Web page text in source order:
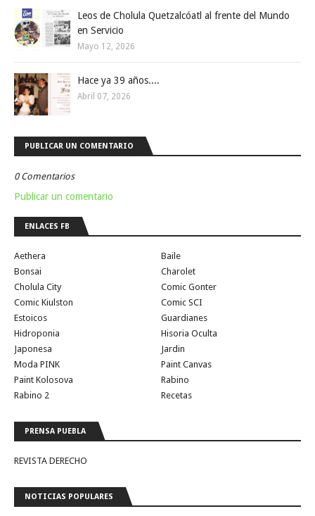
Leos de Cholula Quetzalcóatl al frente del Mundo
en Servicio
Mayo 12, 2026
Hace ya 39 años....
Abril 07, 2026
PUBLICAR UN COMENTARIO
0 Comentarios
Publicar un comentario
ENLACES FB
Aethera
Baile
Bonsai
Charolet
Cholula City
Comic Gonter
Comic Kiulston
Comic SCI
Estoicos
Guardianes
Hidroponia
Hisoria Oculta
Japonesa
Jardin
Moda PINK
Paint Canvas
Paint Kolosova
Rabino
Rabino 2
Recetas
PRENSA PUEBLA
REVISTA DERECHO
NOTICIAS POPULARES